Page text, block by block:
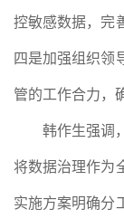
控敏感数据，完
四是加强组织领
管的工作合力，
韩作生强调
将数据治理作为
实施方案明确分